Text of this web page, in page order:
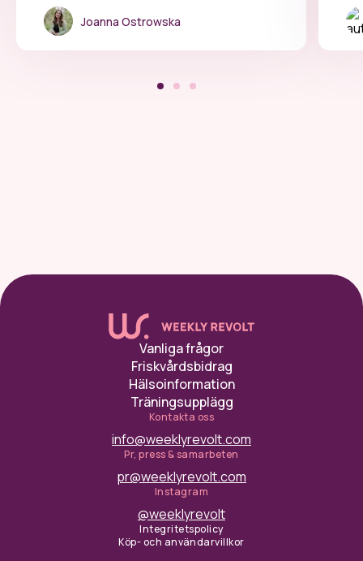
Joanna Ostrowska
Vanliga frågor
Friskvårdsbidrag
Hälsoinformation
Träningsupplägg
Kontakta oss
info@weeklyrevolt.com
Pr, press & samarbeten
pr@weeklyrevolt.com
Instagram
@weeklyrevolt
Integritetspolicy
Köp- och användarvillkor